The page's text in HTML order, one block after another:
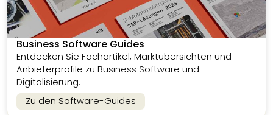
Business Software Guides
Entdecken Sie Fachartikel, Marktübersichten und
Anbieterprofile zu Business Software und
Digitalisierung.
Zu den Software-Guides